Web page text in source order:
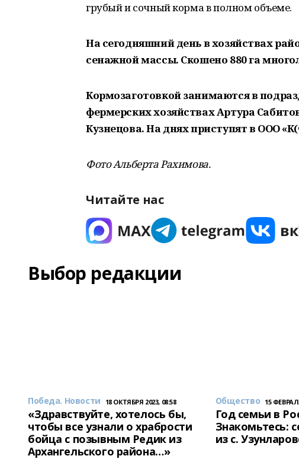
грубый и сочный корма в полном объеме.
На сегодняшний день в хозяйствах
сенажной массы. Скошено 880 га
Кормозаготовкой занимаются в
фермерских хозяйствах Артура
Кузнецова. На днях приступят в ООО
Фото Альберта Рахимова.
Читайте нас
Выбор редакции
Победа. Новости 18 ОКТЯБРЯ 2023, 08:58
«Здравствуйте, хотелось бы,
чтобы все узнали о храбрости
бойца с позывным Редик из
Архангельского района…»
Общество 15
Год семьи в
Знакомьтесь:
из с.